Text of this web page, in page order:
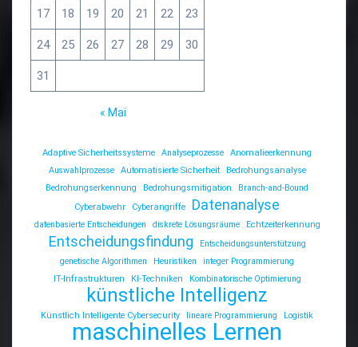
17 18 19 20 21 22 23
24 25 26 27 28 29 30
31
« Mai
Adaptive Sicherheitssysteme Analyseprozesse
Anomalieerkennung
Auswahlprozesse
Automatisierte Sicherheit
Bedrohungsanalyse
Bedrohungserkennung
Bedrohungsmitigation
Branch-and-Bound
Cyberabwehr
Cyberangriffe Datenanalyse
datenbasierte Entscheidungen diskrete Lösungsräume Echtzeiterkennung
Entscheidungsfindung
Entscheidungsunterstützung
genetische Algorithmen
Heuristiken
integer Programmierung
IT-Infrastrukturen
KI-Techniken Kombinatorische Optimierung
künstliche Intelligenz
Künstlich Intelligente Cybersecurity lineare Programmierung Logistik
maschinelles Lernen